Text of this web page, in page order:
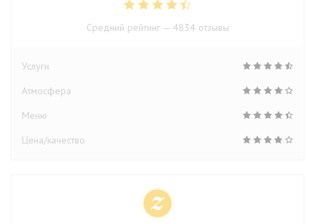
Средний рейтинг — 4834 отзывы
Услуги
Атмосфера
Меню
Цена/качество